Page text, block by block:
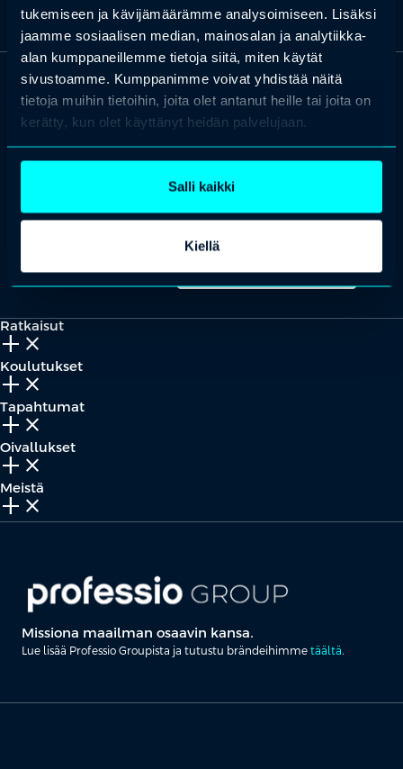
tukemiseen ja kävijämäärämme analysoimiseen. Lisäksi
jaamme sosiaalisen median, mainosalan ja analytiikka-
alan kumppaneillemme tietoja siitä, miten käytät
sivustoamme. Kumppanimme voivat yhdistää näitä
tietoja muihin tietoihin, joita olet antanut heille tai joita on
kerätty, kun olet käyttänyt heidän palvelujaan.
Salli kaikki
Kiellä
OTA YHTEYTTÄ
Keilaranta 1 A, 02150 Espoo
+358 (0)20 780 6220
asiakaspalvelu@professio.fi
Kaikki yhteystiedot Yhteistyökumppaniksi?
Ratkaisut
add_2 close
Koulutukset
add_2 close
Tapahtumat
add_2 close
Oivallukset
add_2 close
Meistä
add_2 close
Missiona maailman osaavin kansa.
Lue lisää Professio Groupista ja tutustu brändeihimme täältä.